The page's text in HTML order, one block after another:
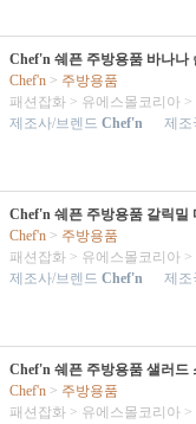
Chef'n 쉐픈 주방용품 바나나
Chef'n > 주방용품
패션잡화 > 유에스몰코리아 >
제조사/브렌드 Chef'n 제조
Chef'n 쉐픈 주방용품 갈릭밀
Chef'n > 주방용품
패션잡화 > 유에스몰코리아 >
제조사/브렌드 Chef'n 제조
Chef'n 쉐픈 주방용품 샐러드
Chef'n > 주방용품
패션잡화 > 유에스몰코리아 >